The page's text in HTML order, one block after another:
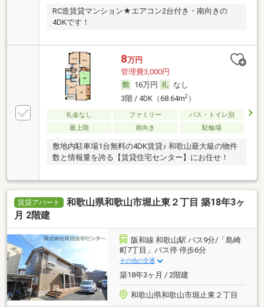
RC造賃貸マンション★エアコン2台付き・南向きの
4DKです！
8万円
管理費3,000円
16万円
なし
3階 / 4DK（68.64m2）
礼金なし ファミリー
バス・トイレ別
最上階
南向き 駐輪場
敷地内駐車場1台無料の4DK賃貸♪ 和歌山最大級の物件
数と情報量を誇る【賃貸住宅センター】にお任せ！
賃貸アパート
和歌山県和歌山市堀止東２丁目 築18年3ヶ
月 2階建
阪和線 和歌山駅 バス9分/「島崎
町7丁目」バス停 停歩6分
その他の交通
築18年3ヶ月 / 2階建
和歌山県和歌山市堀止東２丁目